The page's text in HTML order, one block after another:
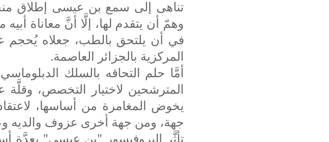
تناهى إلى سمع بن عيسى إطلاق
وهمّ أن يتقدم لها، إلَّا أنَّ معاناة
في أن يلتحق بالطب، جعلاه يُحجم
المركزية بالجزائر العاصمة.
أمَّا حلم التحاقه بالسلك
المترشحين لاختيار التخصص،
يخوض المغامرة من أساسها،
جهة، ومن جهة أخرى عزوف والديه
تأثَّر البروفيسور "بن عيسى" بعدَّة